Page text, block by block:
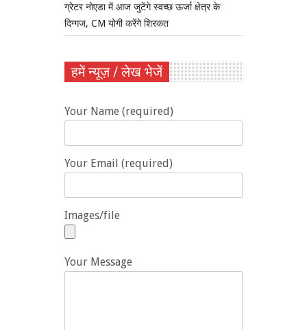
ग्रेटर नोएडा में आज जुटेंगे स्वच्छ ऊर्जा क्षेत्र के
दिग्गज, CM योगी करेंगे शिरकत
हमें न्यूज़ / लेख भेजें
Your Name (required)
Your Email (required)
Images/file
Your Message